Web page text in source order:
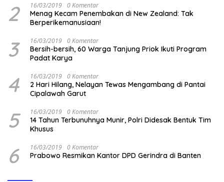
2 16/03/2019 0 Komentar
Menag Kecam Penembakan di New Zealand: Tak
Berperikemanusiaan!
3 16/03/2019 0 Komentar
Bersih-bersih, 60 Warga Tanjung Priok Ikuti Program
Padat Karya
4 16/03/2019 0 Komentar
2 Hari Hilang, Nelayan Tewas Mengambang di Pantai
Cipalawah Garut
5 16/03/2019 0 Komentar
14 Tahun Terbunuhnya Munir, Polri Didesak Bentuk Tim
Khusus
6 16/03/2019 0 Komentar
Prabowo Resmikan Kantor DPD Gerindra di Banten